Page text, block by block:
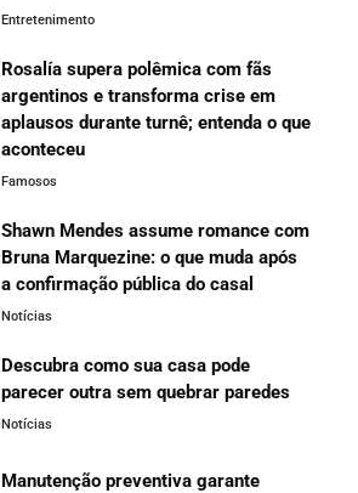
Entretenimento
Rosalía supera polêmica com fãs
argentinos e transforma crise em
aplausos durante turnê; entenda o que
aconteceu
Famosos
Shawn Mendes assume romance com
Bruna Marquezine: o que muda após
a confirmação pública do casal
Notícias
Descubra como sua casa pode
parecer outra sem quebrar paredes
Notícias
Manutenção preventiva garante